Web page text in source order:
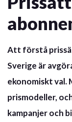
Att förstå
Sverige är
ekonomiskt val.
prismodeller,
kampanjer och